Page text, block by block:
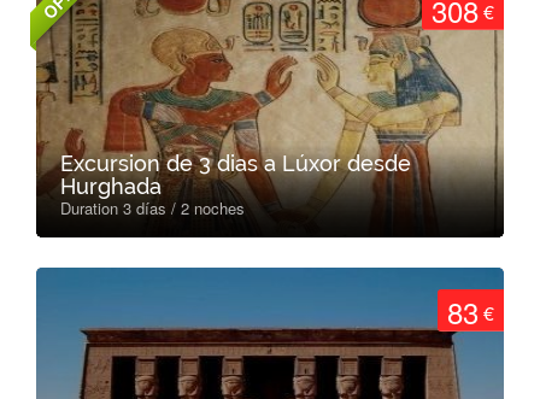
308€
Excursion de 3 dias a Lúxor desde
Hurghada
Duration 3 días / 2 noches
83 €